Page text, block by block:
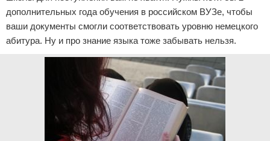
дополнительных года обучения в российском ВУЗе, чтобы
ваши документы смогли соответствовать уровню немецкого
абитура. Ну и про знание языка тоже забывать нельзя.